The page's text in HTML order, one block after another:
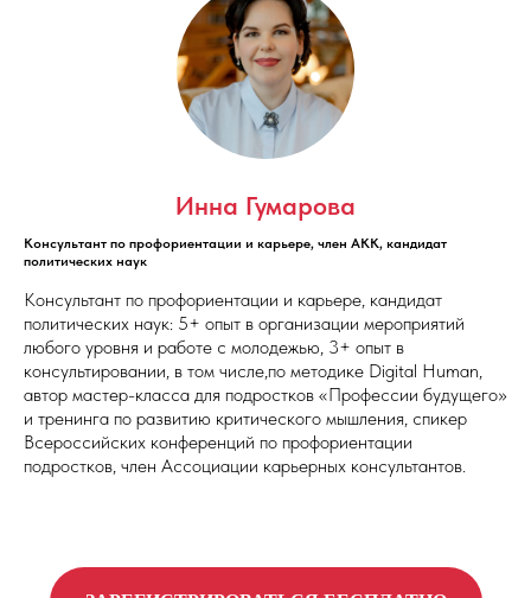
Инна Гумарова
Консультант по профориентации и карьере, член АКК, кандидат
политических наук
Консультант по профориентации и карьере, кандидат
политических наук: 5+ опыт в организации мероприятий
любого уровня и работе с молодежью, 3+ опыт в
консультировании, в том числе,по методике Digital Human,
автор мастер-класса для подростков «Профессии будущего»
и тренинга по развитию критического мышления, спикер
Всероссийских конференций по профориентации
подростков, член Ассоциации карьерных консультантов.